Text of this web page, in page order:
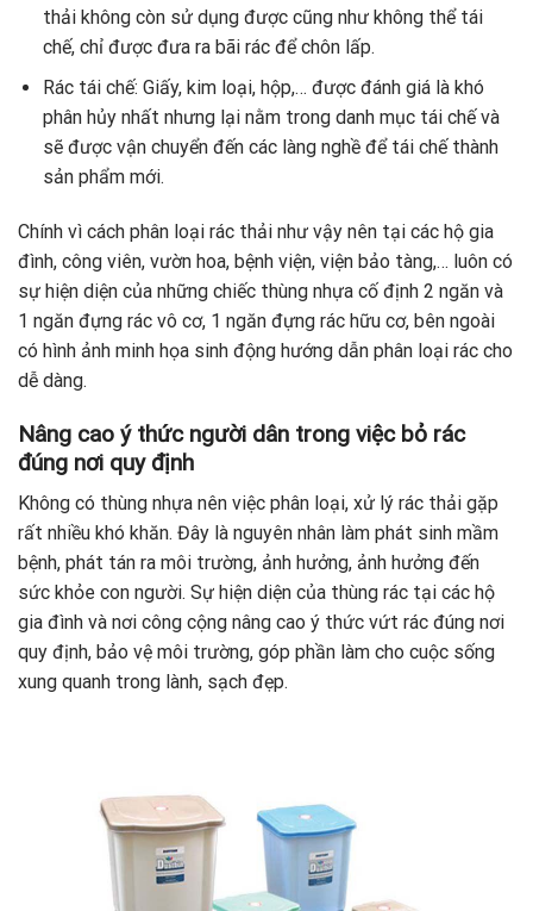
thải không còn sử dụng được cũng như không thể tái
chế, chỉ được đưa ra bãi rác để chôn lấp.
Rác tái chế: Giấy, kim loại, hộp,… được đánh giá là khó
phân hủy nhất nhưng lại nằm trong danh mục tái chế và
sẽ được vận chuyển đến các làng nghề để tái chế thành
sản phẩm mới.
Chính vì cách phân loại rác thải như vậy nên tại các hộ gia
đình, công viên, vườn hoa, bệnh viện, viện bảo tàng,… luôn có
sự hiện diện của những chiếc thùng nhựa cố định 2 ngăn và
1 ngăn đựng rác vô cơ, 1 ngăn đựng rác hữu cơ, bên ngoài
có hình ảnh minh họa sinh động hướng dẫn phân loại rác cho
dễ dàng.
Nâng cao ý thức người dân trong việc bỏ rác
đúng nơi quy định
Không có thùng nhựa nên việc phân loại, xử lý rác thải gặp
rất nhiều khó khăn. Đây là nguyên nhân làm phát sinh mầm
bệnh, phát tán ra môi trường, ảnh hưởng, ảnh hưởng đến
sức khỏe con người. Sự hiện diện của thùng rác tại các hộ
gia đình và nơi công cộng nâng cao ý thức vứt rác đúng nơi
quy định, bảo vệ môi trường, góp phần làm cho cuộc sống
xung quanh trong lành, sạch đẹp.